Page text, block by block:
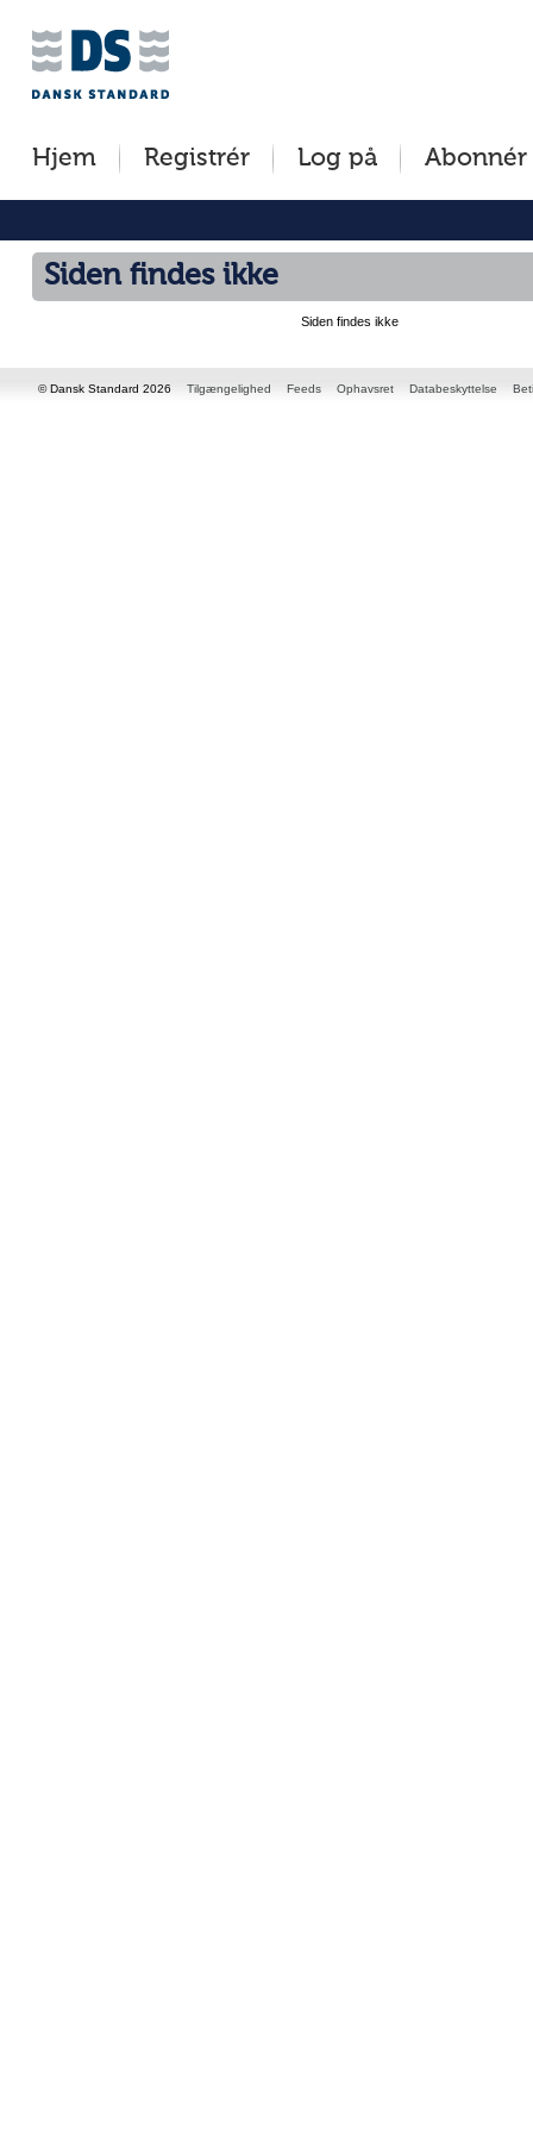
Jump
[s]Hjem Registrér Log på Abonnér
Siden findes ikke
Siden findes ikke
© Dansk Standard 2026 Tilgængelighed Feeds Ophavsret Databeskyttelse